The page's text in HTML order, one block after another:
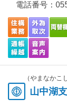
電話番号：
（やまなかこ
山中湖